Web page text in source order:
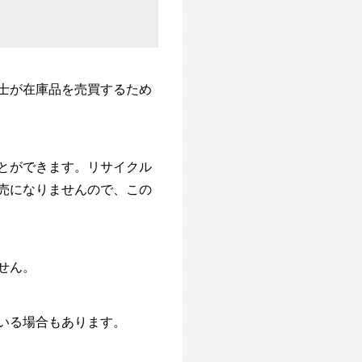
が在庫品を売買するため
できます。 リサイクル
になりませんので、この
。
場合もあります。